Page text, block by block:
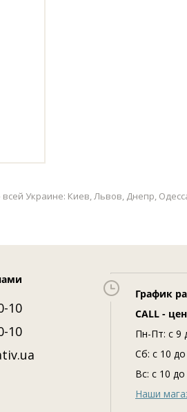
Украине: Киев, Львов, Днепр,
10
10
График
CALL -
Пн-Пт: c 9
Сб: с 10
Вс: с 10 до
Наши